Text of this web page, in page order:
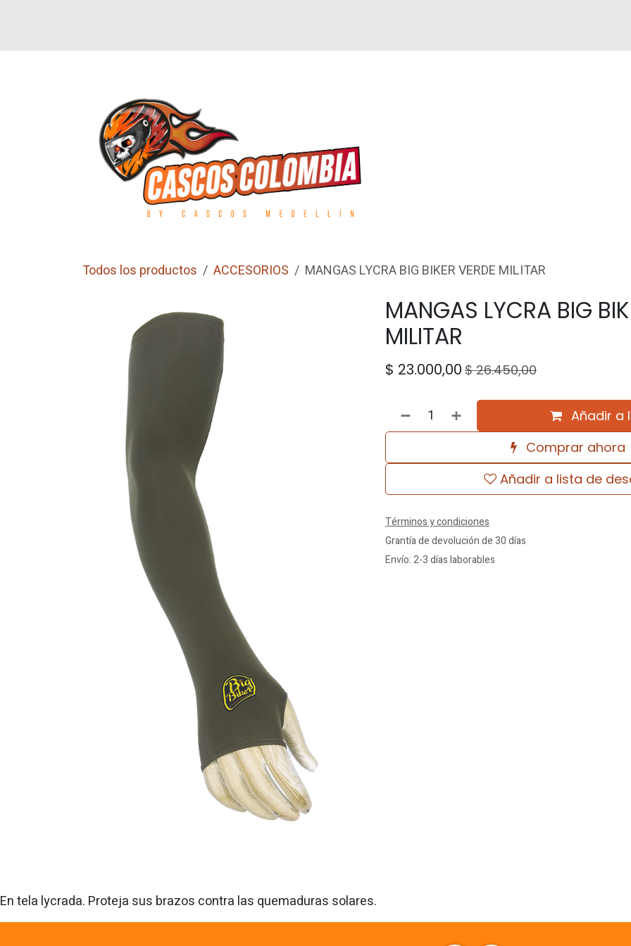
CALZADO GUANTES REPUESTOS
Todos los productos ACCESORIOS MANGAS LYCRA BIG BIKER VERDE MILITAR
MANGAS LYCRA BIG
MILITAR
$ 23.000,00 $26.450,00
Añadir a
Comprar ahora
Añadir a lista de
Términos y condiciones
Grantía de devolución de 30 días
Envío: 2-3 días laborables
En tela lycrada. Proteja sus brazos contra las quemaduras solares.